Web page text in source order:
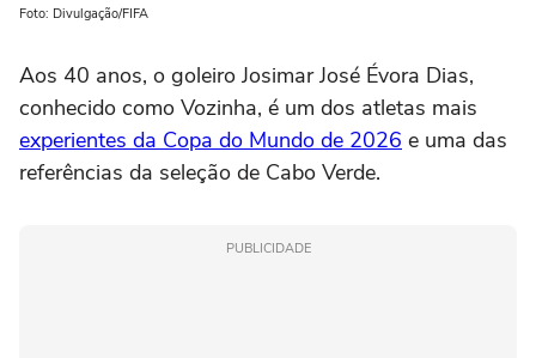
Foto: Divulgação/FIFA
Aos 40 anos, o goleiro Josimar José Évora Dias,
conhecido como Vozinha, é um dos atletas mais
experientes da Copa do Mundo de 2026 e uma das
referências da seleção de Cabo Verde.
PUBLICIDADE